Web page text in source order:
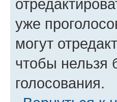
уже
могут
чтобы нельзя
голосования.